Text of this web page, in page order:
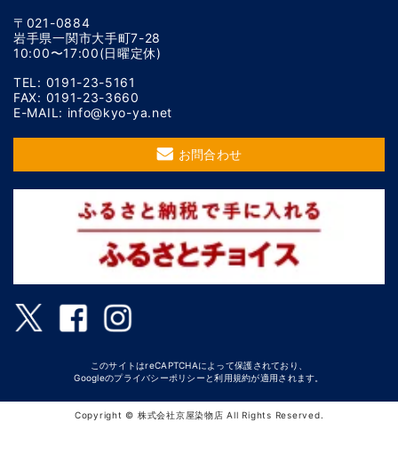
〒021-0884
岩手県一関市大手町7-28
10:00〜17:00(日曜定休)
TEL: 0191-23-5161
FAX: 0191-23-3660
E-MAIL: info@kyo-ya.net
お問合わせ
このサイトはreCAPTCHAによって保護されており、
Googleのプライバシーポリシー と利用規約が適用されます。
Copyright © 株式会社京屋染物店 All Rights Reserved.